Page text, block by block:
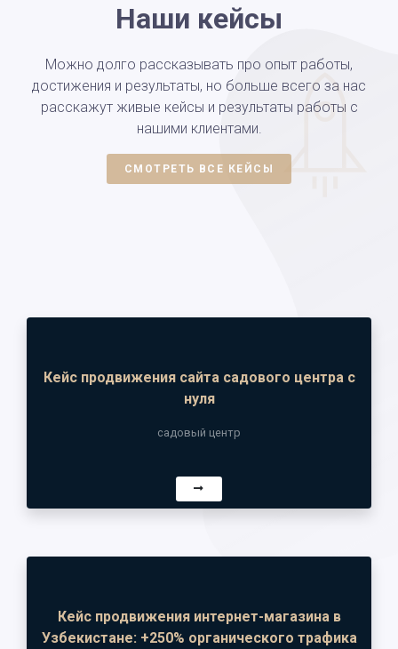
Наши кейсы
Можно долго рассказывать про опыт работы,
достижения и результаты, но больше всего за нас
расскажут живые кейсы и результаты работы с
нашими клиентами.
СМОТРЕТЬ ВСЕ КЕЙСЫ
Кейс продвижения сайта садового центра с
нуля
садовый центр
Кейс продвижения интернет-магазина в
Узбекистане: +250% органического трафика